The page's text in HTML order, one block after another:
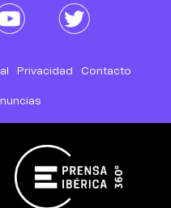
Privacidad Contacto